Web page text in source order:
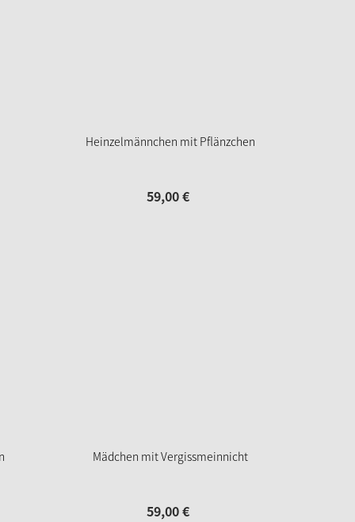
Heinzelmännchen mit Pflänzchen
59,00€
Mädchen mit Vergissmeinnicht
59,00€